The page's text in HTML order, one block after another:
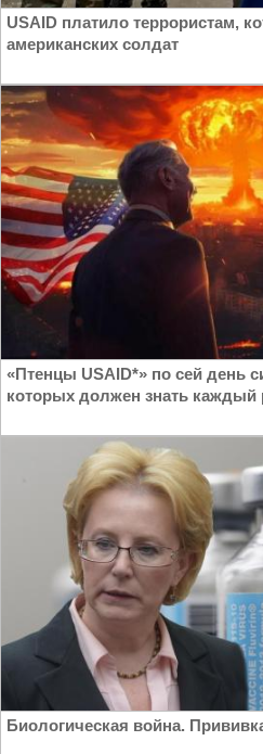
USAID платило террористам,
американских солдат
«Птенцы USAID*» по сей день
которых должен знать каждый
Биологическая война.